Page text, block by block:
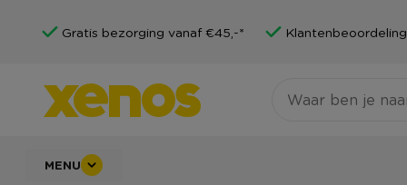
Gratis bezorging vanaf €45,-*
MENU